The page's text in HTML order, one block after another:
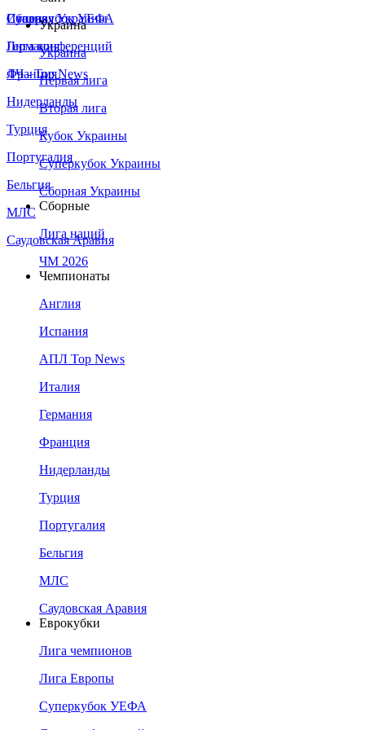
Сборная Украины
Италия
Германия
Франция
Нидерланды
Турция
Португалия
Бельгия
МЛС
Саудовская Аравия
Суперкубок УЕФА
Лига конференций
ЛЧ - Top News
Украина
Украина
Первая лига
Вторая лига
Кубок Украины
Суперкубок Украины
Сборная Украины
Сборные
Лига наций
ЧМ 2026
Чемпионаты
Англия
Испания
АПЛ Top News
Италия
Германия
Франция
Нидерланды
Турция
Португалия
Бельгия
МЛС
Саудовская Аравия
Еврокубки
Лига чемпионов
Лига Европы
Суперкубок УЕФА